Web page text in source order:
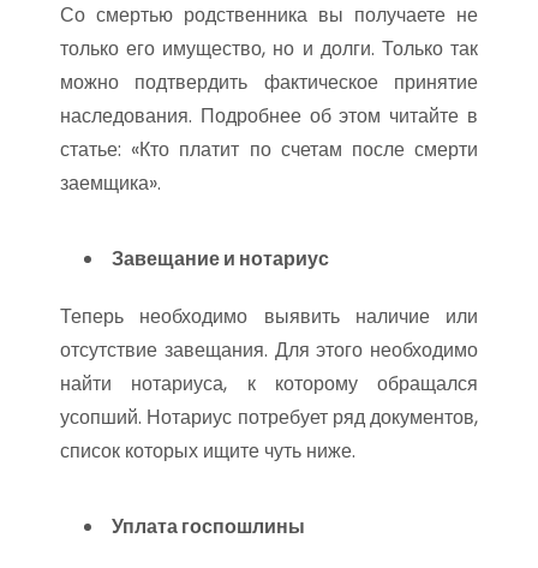
Со смертью родственника вы получаете не
только его имущество, но и долги. Только так
можно подтвердить фактическое принятие
наследования. Подробнее об этом читайте в
статье: «Кто платит по счетам после смерти
заемщика».
Завещание и нотариус
Теперь необходимо выявить наличие или
отсутствие завещания. Для этого необходимо
найти нотариуса, к которому обращался
усопший. Нотариус потребует ряд документов,
список которых ищите чуть ниже.
Уплата госпошлины